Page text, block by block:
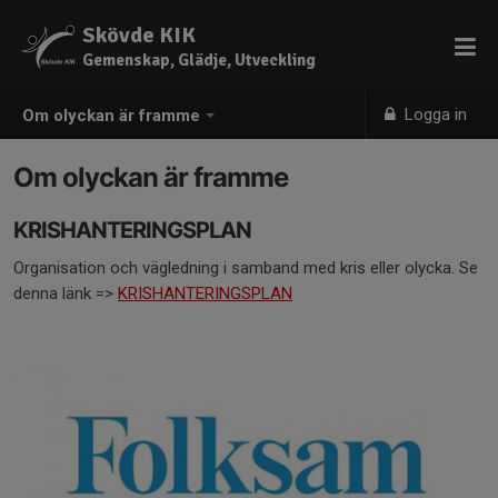
Om olyckan är framme Logga in
Skövde KIK
Gemenskap, Glädje, Utveckling
Om olyckan är framme
KRISHANTERINGSPLAN
Organisation och vägledning i samband med kris eller olycka. Se
denna länk => KRISHANTERINGSPLAN